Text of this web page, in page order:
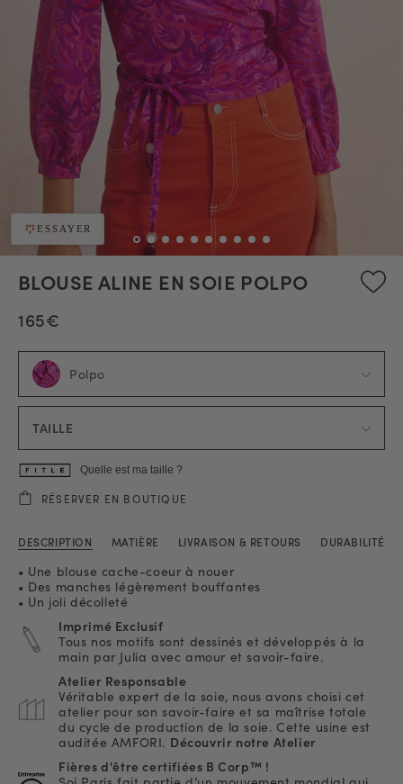
ESSAYER
BLOUSE ALINE EN SOIE POLPO
165€
Polpo
TAILLE
Quelle est ma taille ?
RÉSERVER EN BOUTIQUE
DESCRIPTION MATIÈRE LIVRAISON & RETOURS DURABILITÉ
• Une blouse cache-coeur à nouer
• Des manches légèrement bouffantes
• Un joli décolleté
Imprimé Exclusif
Tous nos motifs sont dessinés et développés à la
main par Julia avec amour et savoir-faire.
Atelier Responsable
Véritable expert de la soie, nous avons choisi cet
atelier pour son savoir-faire et sa maîtrise totale
du cycle de production de la soie. Cette usine est
auditée AMFORI. Découvrir notre Atelier
Fières d'être certifiées B Corp™ !